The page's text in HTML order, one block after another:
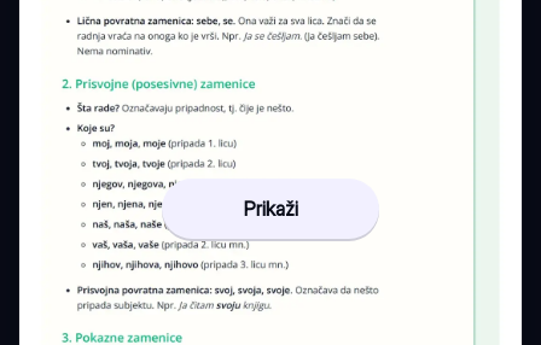
Prikaži